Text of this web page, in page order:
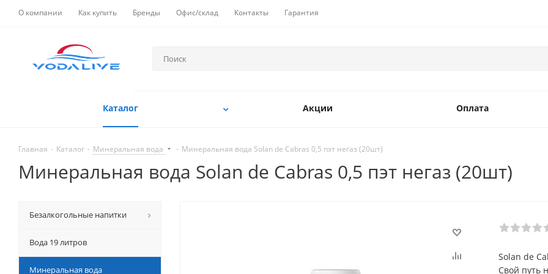
О компании Как купить Бренды Офис/склад Контакты Гарантия
Каталог Акции Оплата
Главная - Каталог - Минеральная вода - Минеральная вода Solan de Cabras 0,5 пэт негаз (20шт)
Минеральная вода Solan de Cabras 0,5 пэт негаз (20шт)
Solan de
Свой путь
Безалкогольные напитки
Вода 19 литров
Минеральная вода